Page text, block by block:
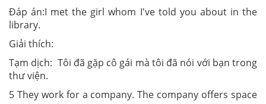
Đáp án:I met the girl whom I've told you about in the
library.
Giải thích:
Tạm dịch: Tôi đã gặp cô gái mà tôi đã nói với bạn trong
thư viện.
5 They work for a company. The company offers space